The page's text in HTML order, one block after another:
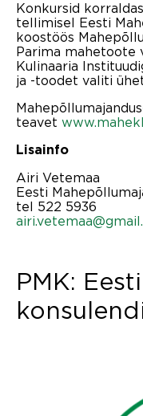
Konkursid
tellimisel Eesti
koostöös
Parima mahetoote
Kulinaaria
ja -toodet valiti
teavet
Lisainfo
Airi Vetemaa
Eesti
tel 522 5936
PMK: